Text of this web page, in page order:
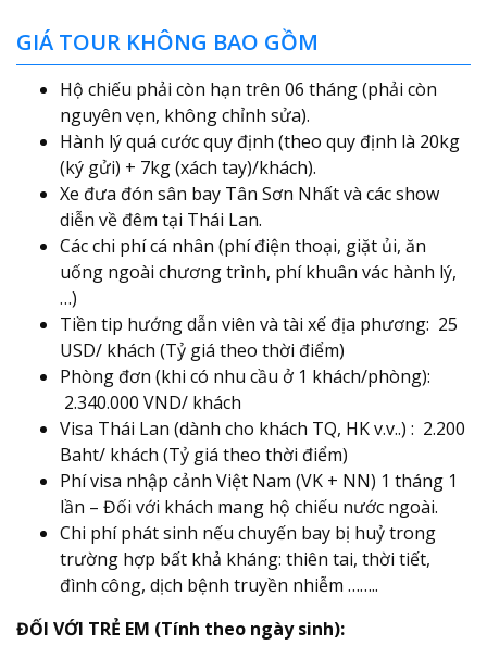
GIÁ TOUR KHÔNG BAO GỒM
Hộ chiếu phải còn hạn trên 06 tháng (phải còn
nguyên vẹn, không chỉnh sửa).
Hành lý quá cước quy định (theo quy định là 20kg
(ký gửi) + 7kg (xách tay)/khách).
Xe đưa đón sân bay Tân Sơn Nhất và các show
diễn về đêm tại Thái Lan.
Các chi phí cá nhân (phí điện thoại, giặt ủi, ăn
uống ngoài chương trình, phí khuân vác hành lý,
…)
Tiền tip hướng dẫn viên và tài xế địa phương: 25
USD/ khách (Tỷ giá theo thời điểm)
Phòng đơn (khi có nhu cầu ở 1 khách/phòng):
2.340.000 VND/ khách
Visa Thái Lan (dành cho khách TQ, HK v.v..) : 2.200
Baht/ khách (Tỷ giá theo thời điểm)
Phí visa nhập cảnh Việt Nam (VK + NN) 1 tháng 1
lần – Đối với khách mang hộ chiếu nước ngoài.
Chi phí phát sinh nếu chuyến bay bị huỷ trong
trường hợp bất khả kháng: thiên tai, thời tiết,
đình công, dịch bệnh truyền nhiễm ……..
ĐỐI VỚI TRẺ EM (Tính theo ngày sinh):